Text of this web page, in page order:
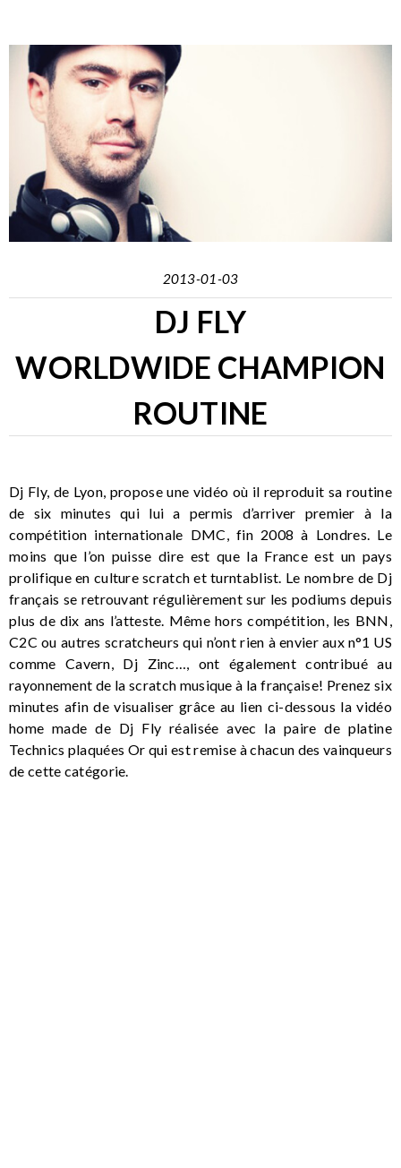
2013-01-03
DJ FLY
WORLDWIDE CHAMPION
ROUTINE
Dj Fly, de Lyon, propose une vidéo où il reproduit sa routine
de six minutes qui lui a permis d’arriver premier à la
compétition internationale DMC, fin 2008 à Londres. Le
moins que l’on puisse dire est que la France est un pays
prolifique en culture scratch et turntablist. Le nombre de Dj
français se retrouvant régulièrement sur les podiums depuis
plus de dix ans l’atteste. Même hors compétition, les BNN,
C2C ou autres scratcheurs qui n’ont rien à envier aux n°1 US
comme Cavern, Dj Zinc…, ont également contribué au
rayonnement de la scratch musique à la française! Prenez six
minutes afin de visualiser grâce au lien ci-dessous la vidéo
home made de Dj Fly réalisée avec la paire de platine
Technics plaquées Or qui est remise à chacun des vainqueurs
de cette catégorie.